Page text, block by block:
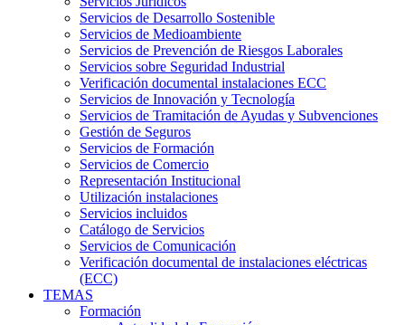
Servicios de Desarrollo Sostenible
Servicios de Medioambiente
Servicios de Prevención de Riesgos Laborales
Servicios sobre Seguridad Industrial
Verificación documental instalaciones ECC
Servicios de Innovación y Tecnología
Servicios de Tramitación de Ayudas y Subvenciones
Gestión de Seguros
Servicios de Formación
Servicios de Comercio
Representación Institucional
Utilización instalaciones
Servicios incluidos
Catálogo de Servicios
Servicios de Comunicación
Verificación documental de instalaciones eléctricas
(ECC)
TEMAS
Formación